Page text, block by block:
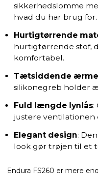
sikkerhedslomme
hvad du har brug for.
Hurtigtørrende
hurtigtørrende stof,
komfortabel.
Tætsiddende
silikonegreb holder
Fuld længde lynlås:
justere ventilationen
Elegant design:
look gør trøjen til et
Endura FS260 er mere